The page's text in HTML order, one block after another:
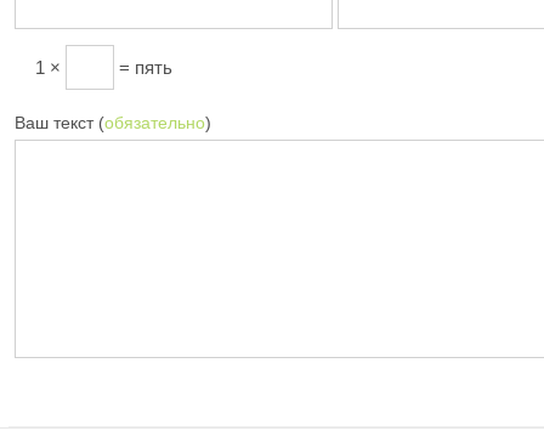
1 × = пять
Ваш текст (обязательно)